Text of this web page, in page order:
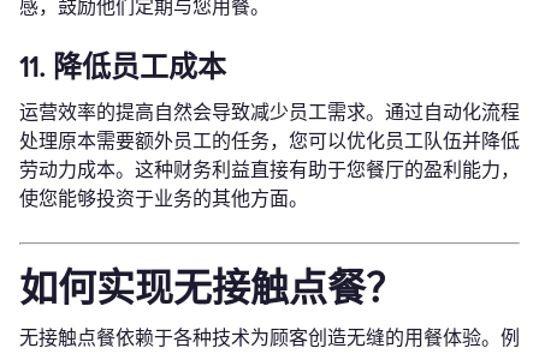
感，鼓励他们定期与您用餐。
11. 降低员工成本
运营效率的提高自然会导致减少员工需求。通过自动化流程
处理原本需要额外员工的任务，您可以优化员工队伍并降低
劳动力成本。这种财务利益直接有助于您餐厅的盈利能力，
使您能够投资于业务的其他方面。
如何实现无接触点餐？
无接触点餐依赖于各种技术为顾客创造无缝的用餐体验。例